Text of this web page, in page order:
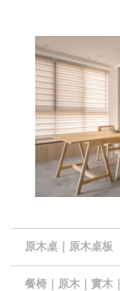
原木桌｜原木桌板
餐椅｜原木｜實木｜